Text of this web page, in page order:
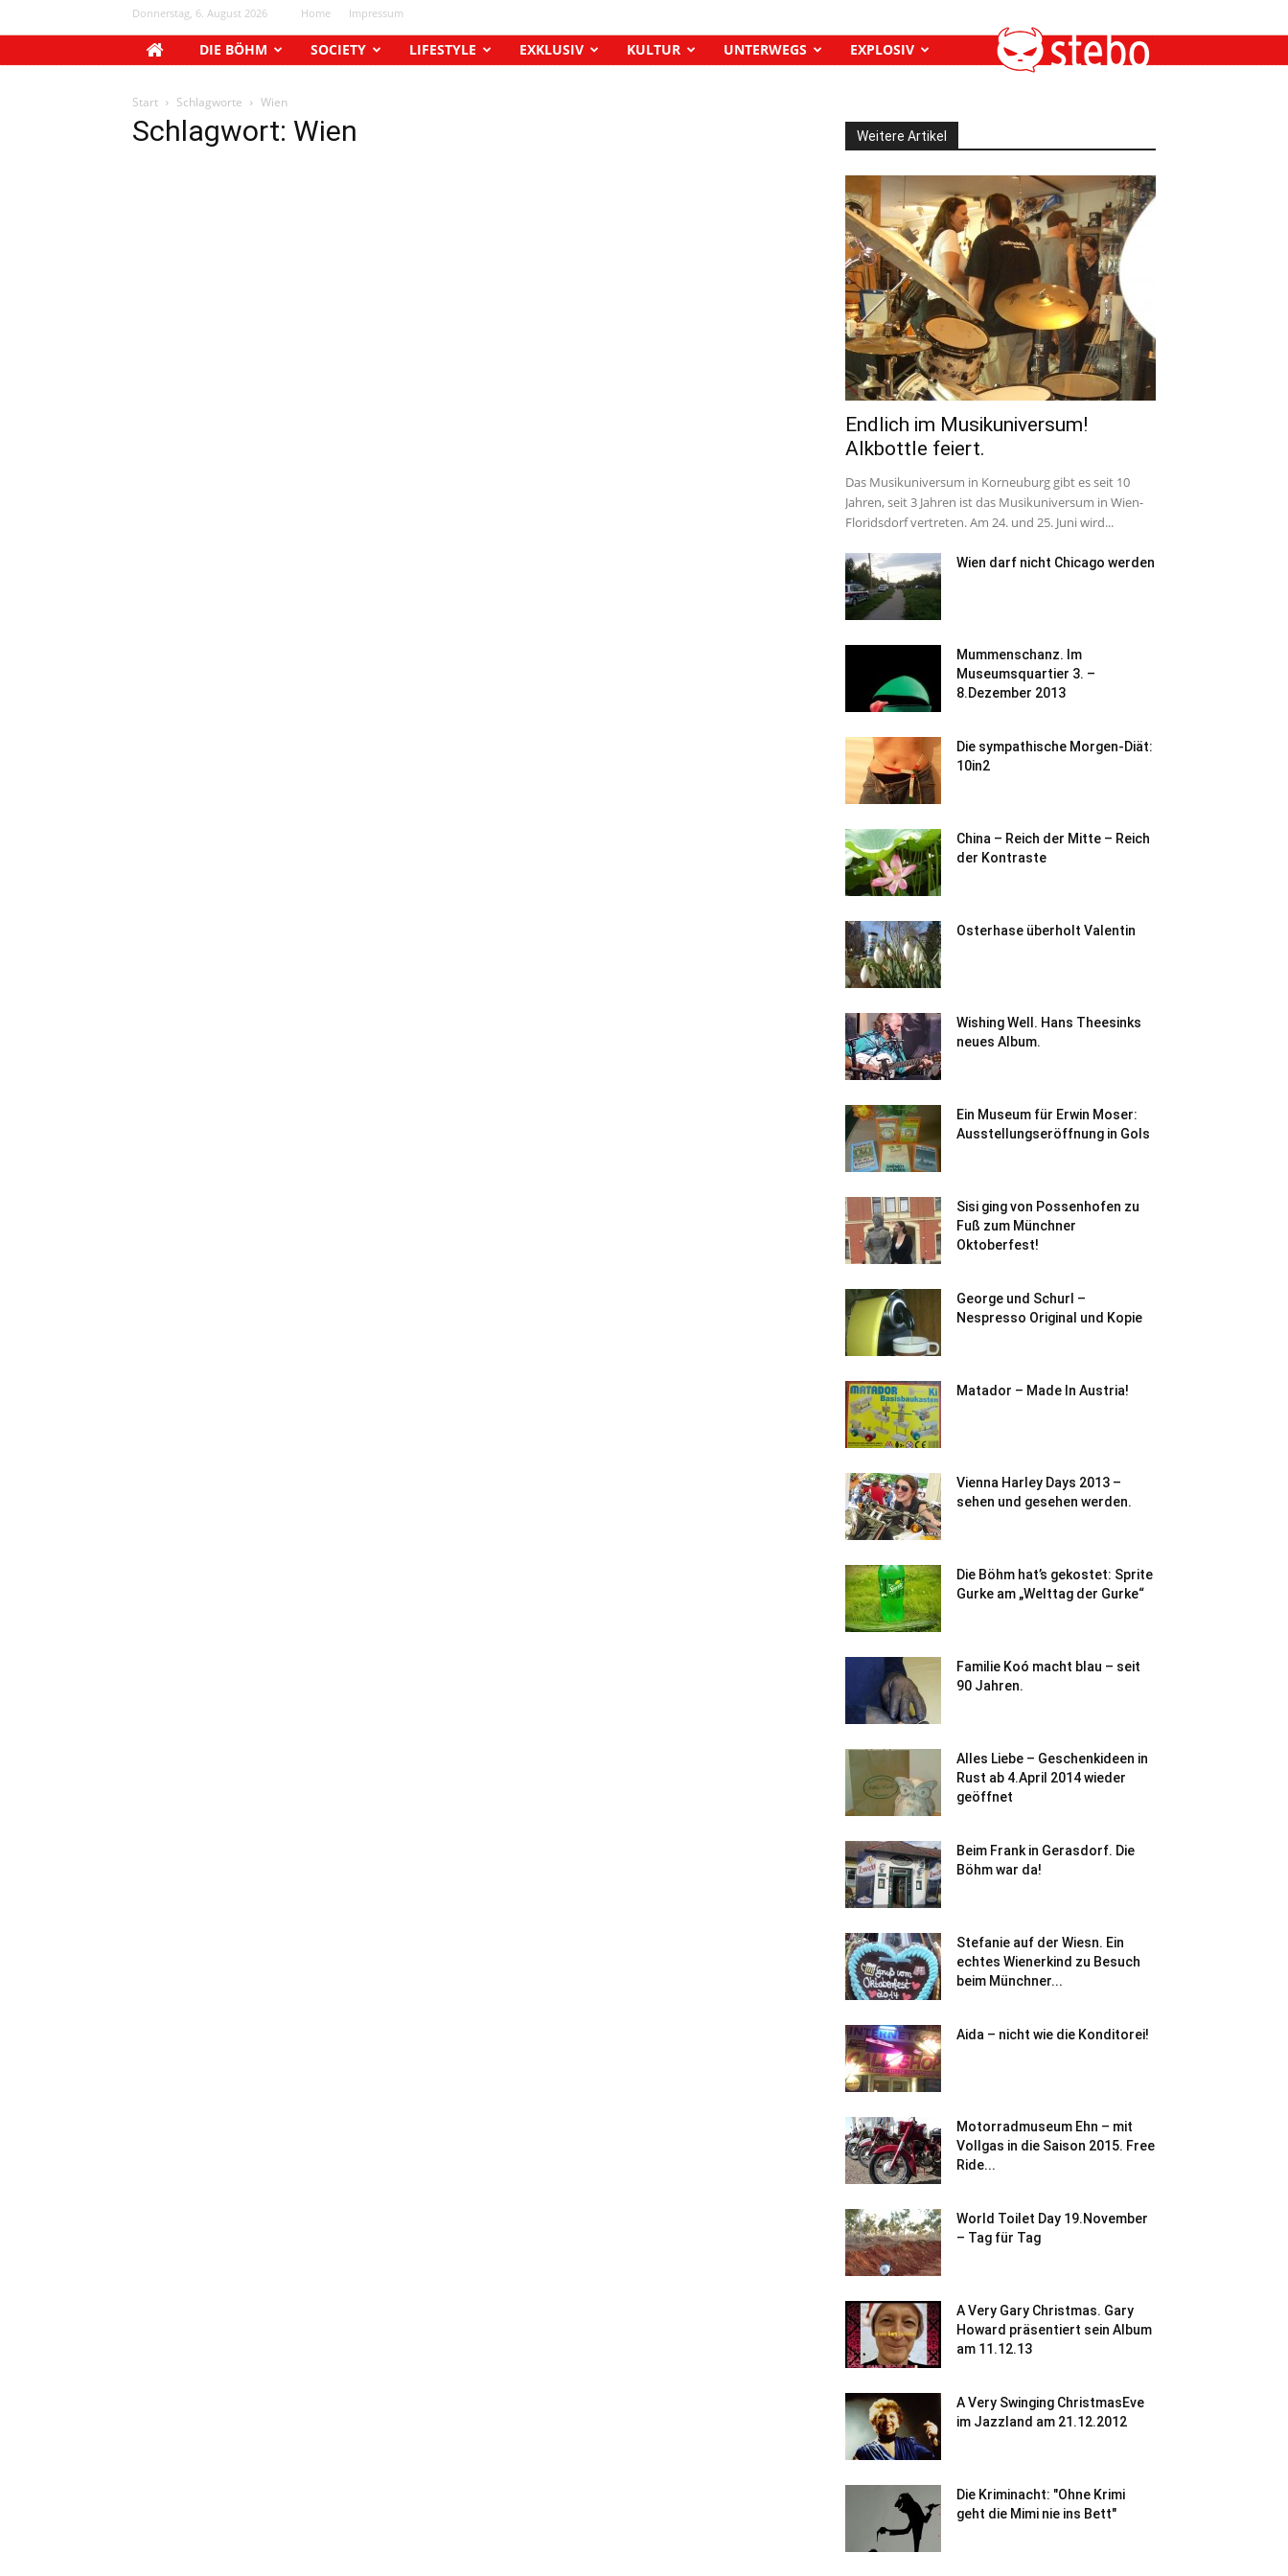
Donnerstag, 6. August 2026 Home Impressum
DIE BÖHM SOCIETY LIFESTYLE EXKLUSIV KULTUR UNTERWEGS EXPLOSIV
Start Schlagworte Wien
Schlagwort: Wien Weitere Artikel
Endlich im Musikuniversum!
Alkbottle feiert.
Das Musikuniversum in Korneuburg gibt es seit 10
Jahren, seit 3 Jahren ist das Musikuniversum in Wien-
Floridsdorf vertreten. Am 24. und 25. Juni wird...
Wien darf nicht Chicago werden
Mummenschanz. Im
Museumsquartier 3. –
8.Dezember 2013
Die sympathische Morgen-Diät:
10in2
China – Reich der Mitte – Reich
der Kontraste
Osterhase überholt Valentin
Wishing Well. Hans Theesinks
neues Album.
Ein Museum für Erwin Moser:
Ausstellungseröffnung in Gols
Sisi ging von Possenhofen zu
Fuß zum Münchner
Oktoberfest!
George und Schurl –
Nespresso Original und Kopie
Matador – Made In Austria!
Vienna Harley Days 2013 –
sehen und gesehen werden.
Die Böhm hat’s gekostet: Sprite
Gurke am „Welttag der Gurke“
Familie Koó macht blau – seit
90 Jahren.
Alles Liebe – Geschenkideen in
Rust ab 4.April 2014 wieder
geöffnet
Beim Frank in Gerasdorf. Die
Böhm war da!
Stefanie auf der Wiesn. Ein
echtes Wienerkind zu Besuch
beim Münchner...
Aida – nicht wie die Konditorei!
Motorradmuseum Ehn – mit
Vollgas in die Saison 2015. Free
Ride...
World Toilet Day 19.November
– Tag für Tag
A Very Gary Christmas. Gary
Howard präsentiert sein Album
am 11.12.13
A Very Swinging ChristmasEve
im Jazzland am 21.12.2012
Die Kriminacht: "Ohne Krimi
geht die Mimi nie ins Bett"